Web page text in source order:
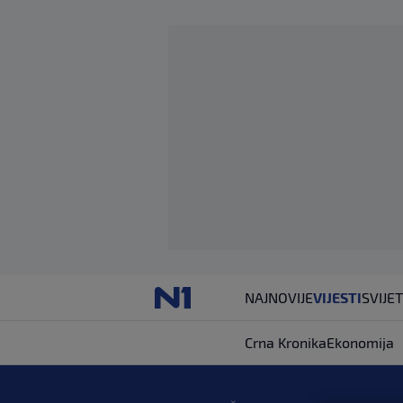
NAJNOVIJEVIJESTISVIJET
Crna KronikaEkonomija